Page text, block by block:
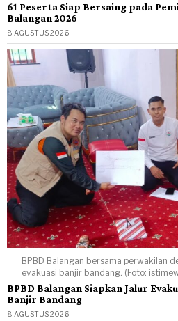
61 Peserta Siap Bersaing pada
Balangan 2026
8 AGUSTUS 2026
BPBD Balangan bersama perwakilan
evakuasi banjir bandang. (Foto:
BPBD Balangan Siapkan Jalur
Banjir Bandang
8 AGUSTUS 2026